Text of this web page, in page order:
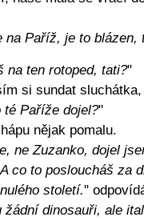
na Paříž, je to blázen,
na ten rotoped, tati?"
si sundat
Paříže dojel?"
nějak pomalu.
ne Zuzanko, dojel
co to posloucháš za
století."
žádní dinosauři, ale